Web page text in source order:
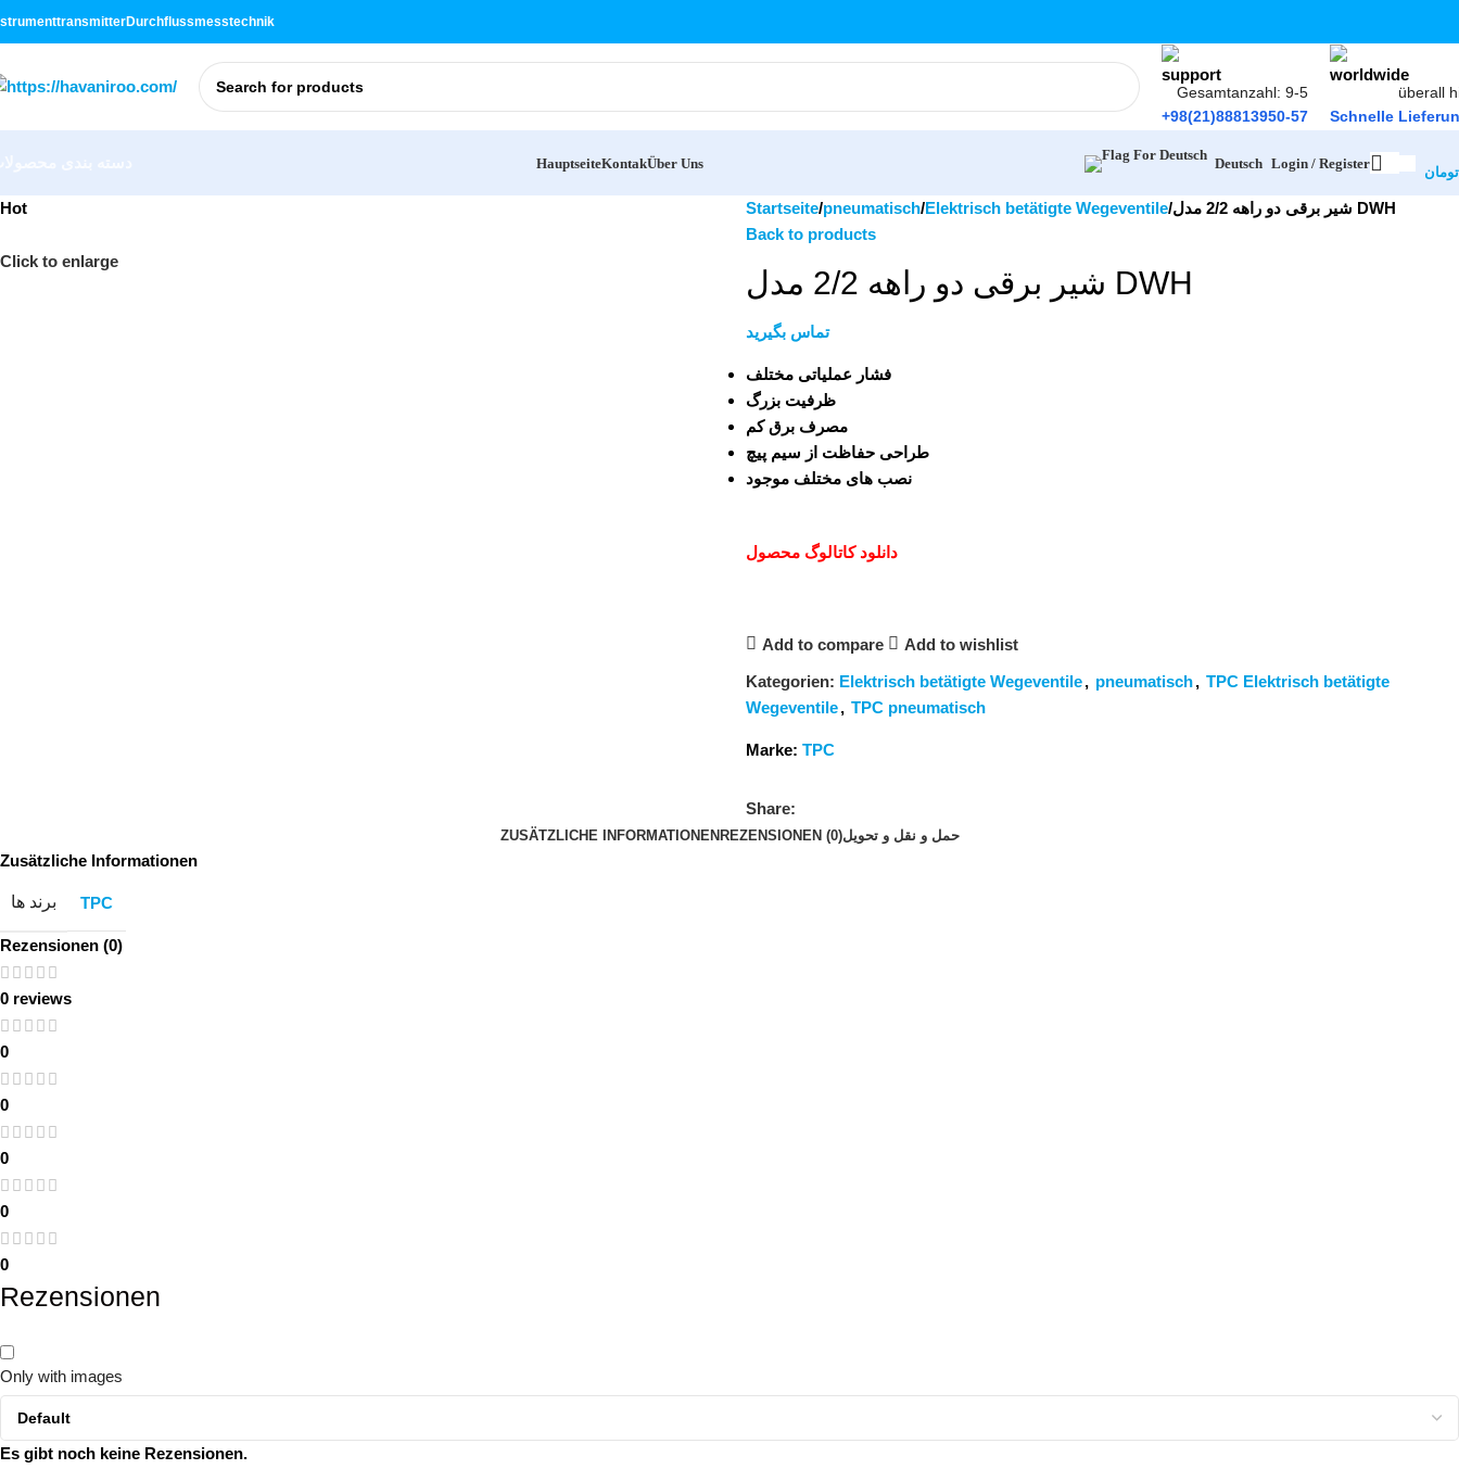
transmitterDurchflussmesstechnik
Gesamtanzahl: 9-5
+98(21)88813950-57
überall
Schnelle
HauptseiteKontakÜber Uns Deutsch Login / Register
تومان
Hot
Click to enlarge
Startseite pneumatisch Elektrisch betätigte Wegeventile
شیر برقی دو راهه 2/2 مدل DWH
Back to products
شیر برقی دو راهه 2/2 مدل DWH
تماس بگیرید
فشار عملیاتی مختلف
ظرفیت بزرگ
مصرف برق کم
طراحی حفاظت از سیم پیچ
نصب های مختلف موجود
دانلود کاتالوگ محصول
Add to compare Add to wishlist
Kategorien: Elektrisch betätigte Wegeventile, pneumatisch, TPC Elektrisch betätigte
Wegeventile, TPC pneumatisch
Marke: TPC
Share:
ZUSÄTZLICHE INFORMATIONEN REZENSIONEN (0)حمل و نقل و تحویل
Zusätzliche Informationen
برند ها TPC
Rezensionen (0)
0 reviews
0
0
0
0
0
Rezensionen
Only with images
Es gibt noch keine Rezensionen.